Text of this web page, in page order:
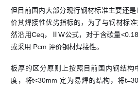
但目前国内大部分现行钢材标准主要还是
价其焊接性优劣指标的，为了与钢材标
然沿用Ceq，ⅡW公式，对于含碳量
或采用 Pcm 评价钢材焊接性。
板厚的区分原则上按照目前国内钢结构
度，将t<30mm 定为易焊的结构，将